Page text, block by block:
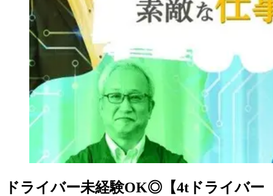
ドライバー未経験OK◎【4tドライバー